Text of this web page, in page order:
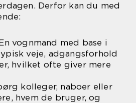
Derfor kan du med
vognmand med base i
veje, adgangsforhold
hvilket ofte giver mere
kolleger, naboer eller
hvem de bruger, og